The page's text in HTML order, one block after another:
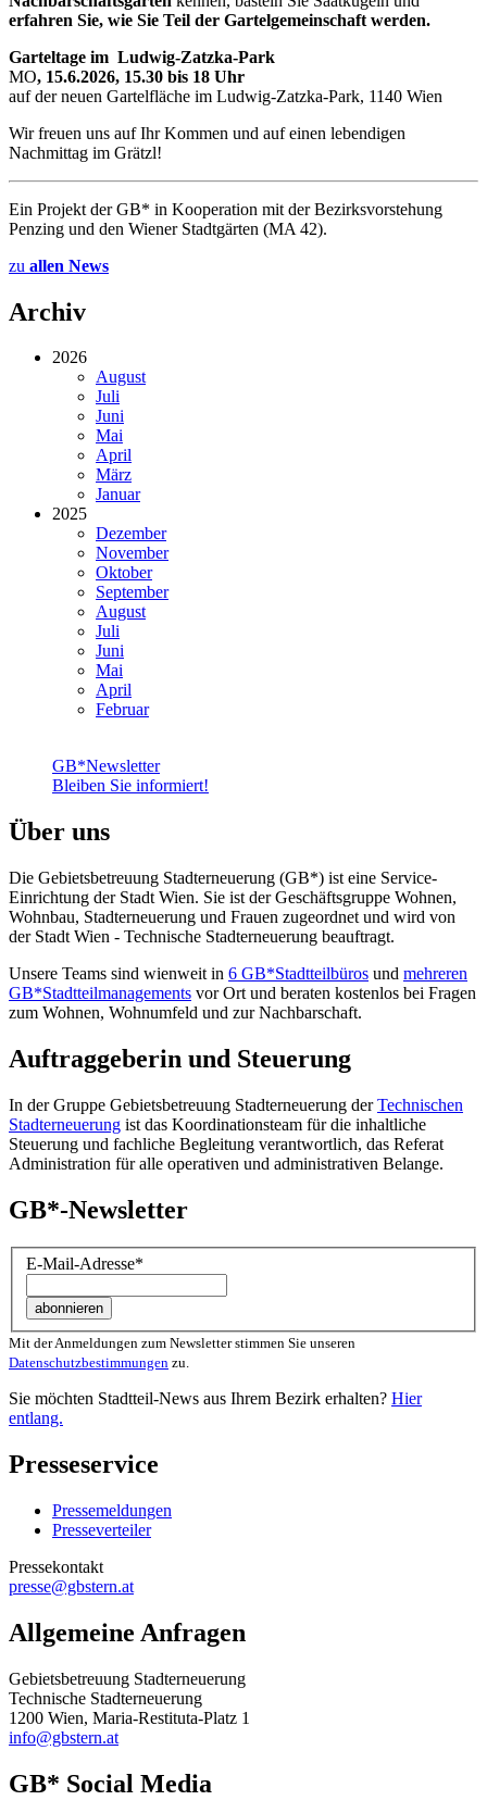
erfahren Sie, wie Sie Teil der Gartelgemeinschaft werden.
Garteltage im Ludwig-Zatzka-Park
MO, 15.6.2026, 15.30 bis 18 Uhr
auf der neuen Gartelfläche im Ludwig-Zatzka-Park, 1140 Wien
Wir freuen uns auf Ihr Kommen und auf einen lebendigen
Nachmittag im Grätzl!
Ein Projekt der GB* in Kooperation mit der Bezirksvorstehung
Penzing und den Wiener Stadtgärten (MA 42).
zu allen News
Archiv
2026
August
Juli
Juni
Mai
April
März
Januar
2025
Dezember
November
Oktober
September
August
Juli
Juni
Mai
April
Februar
GB*Newsletter
Bleiben Sie informiert!
Über uns
Die Gebietsbetreuung Stadterneuerung (GB*) ist eine Service-
Einrichtung der Stadt Wien. Sie ist der Geschäfts­gruppe Wohnen,
Wohnbau, Stadt­erneuerung und Frauen zugeordnet und wird von
der Stadt Wien - Technische Stadterneuerung beauftragt.
Unsere Teams sind wienweit in 6 GB*Stadtteilbüros und mehreren
GB*Stadtteilmanagements vor Ort und beraten kostenlos bei Fragen
zum Wohnen, Wohnumfeld und zur Nachbarschaft.
Auftraggeberin und Steuerung
In der Gruppe Gebietsbetreuung Stadterneuerung derTechnischen
Stadterneuerung ist das Koordinationsteam für die inhaltliche
Steuerung und fachliche Begleitung verantwortlich, das Referat
Administration für alle operativen und administrativen Belange.
GB*-Newsletter
E-Mail-Adresse*
Mit der Anmeldungen zum Newsletter stimmen Sie unseren
Datenschutzbestimmungen zu.
Sie möchten Stadtteil-News aus Ihrem Bezirk erhalten? Hier
entlang.
Presseservice
Pressemeldungen
Presseverteiler
Pressekontakt
presse@gbstern.at
Allgemeine Anfragen
Gebietsbetreuung Stadterneuerung
Technische Stadterneuerung
1200 Wien, Maria-Restituta-Platz 1
info@gbstern.at
GB* Social Media